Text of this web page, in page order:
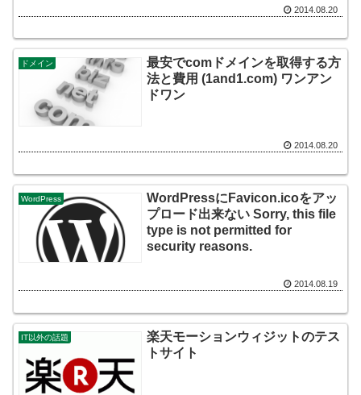
2014.08.20
ドメイン
最安でcomドメインを取得する方
法と費用 (1and1.com) ワンアン
ドワン
2014.08.20
WordPress
WordPressにFavicon.icoをアッ
プロード出来ない Sorry, this file
type is not permitted for
security reasons.
2014.08.19
IT以外の話題
楽天モーションウィジットのテス
トサイト